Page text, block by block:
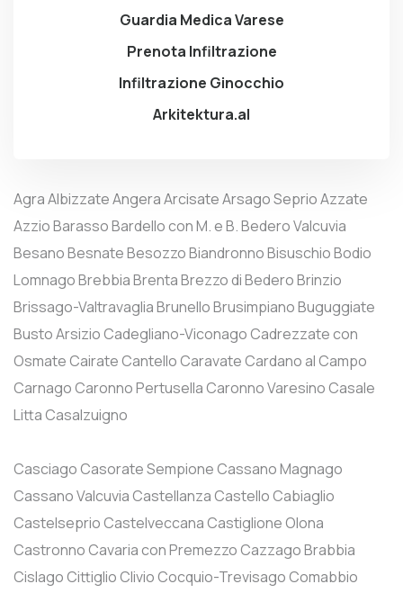
Guardia Medica Varese
Prenota Infiltrazione
Infiltrazione Ginocchio
Arkitektura.al
AgraAlbizzateAngeraArcisateArsago SeprioAzzate
AzzioBarassoBardello con M. e B.Bedero Valcuvia
BesanoBesnateBesozzoBiandronnoBisuschioBodio
LomnagoBrebbiaBrentaBrezzo di BederoBrinzio
Brissago-ValtravagliaBrunelloBrusimpianoBuguggiate
Busto Arsizio Cadegliano-Viconago Cadrezzate con
Osmate Cairate Cantello Caravate Cardano al Campo
Carnago Caronno Pertusella Caronno Varesino Casale
Litta Casalzuigno
Casciago Casorate Sempione Cassano Magnago
Cassano Valcuvia Castellanza Castello Cabiaglio
Castelseprio Castelveccana Castiglione Olona
Castronno Cavaria con Premezzo Cazzago Brabbia
Cislago Cittiglio Clivio Cocquio-Trevisago Comabbio